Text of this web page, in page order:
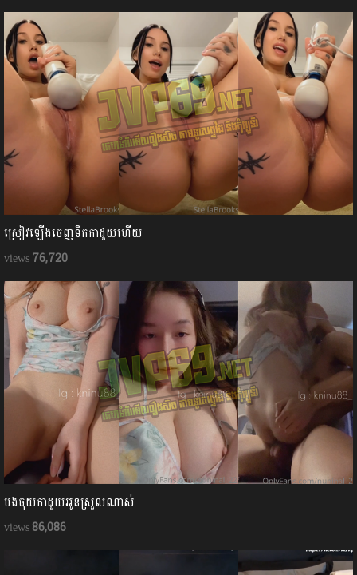
ស្រៀវឡើងចេញទឹកកាដួយហើយ
76,720
បងចុយកាដួយអូនស្រួលណាស់
86,086